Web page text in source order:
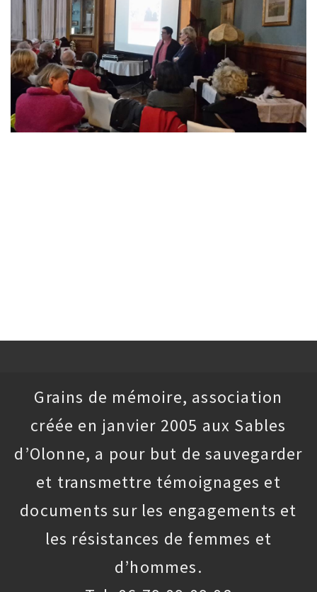
Grains de mémoire, association
créée en janvier 2005 aux Sables
d’Olonne, a pour but de sauvegarder
et transmettre témoignages et
documents sur les engagements et
les résistances de femmes et
d’hommes.